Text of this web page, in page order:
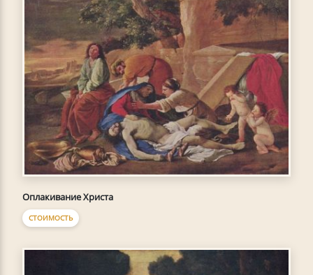
Оплакивание Христа
СТОИМОСТЬ